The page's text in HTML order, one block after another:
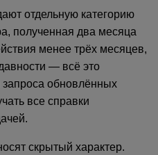
отдельную категорию
полученная два месяца
менее трёх месяцев,
— всё это
обновлённых
все справки
скрытый характер.